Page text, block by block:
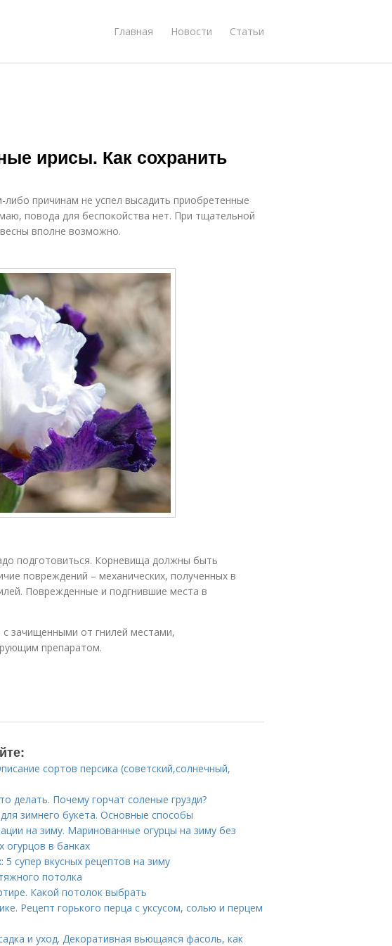
Главная Новости Статьи
ирисы. Как сохранить
причинам не успел высадить приобретенные
повода для беспокойства нет. При тщательной
вполне возможно.
подготовиться. Корневища должны быть
повреждений – механических, полученных в
Поврежденные и подгнившие места в
зачищенными от гнилей местами,
препаратом.
сортов персика (советский,солнечный,
делать. Почему горчат соленые грузди?
зимнего букета. Основные способы
на зиму. Маринованные огурцы на зиму без
огурцов в банках
супер вкусных рецептов на зиму
потолка
Какой потолок выбрать
Рецепт горького перца с уксусом, солью и перцем
и уход. Декоративная вьющаяся фасоль, как